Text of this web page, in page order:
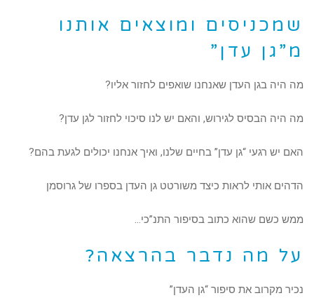
שמכניסים ומוצאים אותנו
מ”גן עדן”
מה היה בגן העדן שאנחנו שואפים לחזור אליו?
מה היה הבסיס לגירוש, והאם יש לנו סיכוי לחזור לגן עדן?
האם יש רגעי “גן עדן” בחיים שלנו, ואיך אנחנו יכולים לגעת בהם?
הדהים אותי לראות כיצד משורטט גן העדן בספרו של גרוסמן
ממש כשם שהוא כתוב בסיפור התנ”כי…
על מה נדבר בהרצאה?
נכיר מקרוב את סיפור “גן העדן”